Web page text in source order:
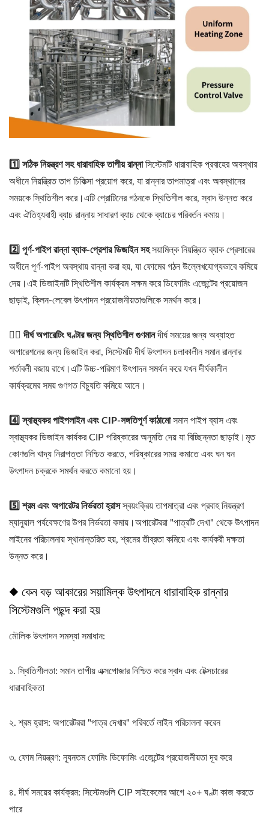
1️⃣ সঠিক নিয়ন্ত্রণ সহ ধারাবাহিক তাপীয় রান্নাসিস্টেমটি ধারাবাহিক প্রবাহের অবস্থার
অধীনে নিয়ন্ত্রিত তাপ চিকিত্সা প্রয়োগ করে, যা রান্নার তাপমাত্রা এবং অবস্থানের
সময়কে স্থিতিশীল করে।এটি প্রোটিনের গঠনকে স্থিতিশীল করে, স্বাদ উন্নত করে
এবং ঐতিহ্যবাহী ব্যাচ রান্নায় সাধারণ ব্যাচ থেকে ব্যাচের পরিবর্তন কমায়।
2️⃣ পূর্ণ-পাইপ রান্না ব্যাক-প্রেশার ডিজাইন সহসয়ামিল্ক নিয়ন্ত্রিত ব্যাক প্রেসারের
অধীনে পূর্ণ-পাইপ অবস্থায় রান্না করা হয়, যা ফোমের গঠন উল্লেখযোগ্যভাবে কমিয়ে
দেয়।এই ডিজাইনটি স্থিতিশীল কার্যক্রম সক্ষম করে ডিফোমিং এজেন্টের প্রয়োজন
ছাড়াই, ক্লিন-লেবেল উৎপাদন প্রয়োজনীয়তাগুলিকে সমর্থন করে।
৩️⃣ দীর্ঘ অপারেটিং ঘণ্টার জন্য স্থিতিশীল গুণমানদীর্ঘ সময়ের জন্য অব্যাহত
অপারেশনের জন্য ডিজাইন করা, সিস্টেমটি দীর্ঘ উৎপাদন চলাকালীন সমান রান্নার
শর্তাবলী বজায় রাখে।এটি উচ্চ-পরিমাণ উৎপাদন সমর্থন করে যখন দীর্ঘকালীন
কার্যক্রমের সময় গুণগত বিচ্যুতি কমিয়ে আনে।
4️⃣ স্বাস্থ্যকর পাইপলাইন এবং CIP-সঙ্গতিপূর্ণ কাঠামোসমান পাইপ ব্যাস এবং
স্বাস্থ্যকর ডিজাইন কার্যকর CIP পরিষ্কারের অনুমতি দেয় যা বিচ্ছিন্নতা ছাড়াই।মৃত
কোণগুলি খাদ্য নিরাপত্তা নিশ্চিত করতে, পরিষ্কারের সময় কমাতে এবং ঘন ঘন
উৎপাদন চক্রকে সমর্থন করতে কমানো হয়।
5️⃣ শ্রম এবং অপারেটর নির্ভরতা হ্রাসস্বয়ংক্রিয় তাপমাত্রা এবং প্রবাহ নিয়ন্ত্রণ
ম্যানুয়াল পর্যবেক্ষণের উপর নির্ভরতা কমায়।অপারেটররা "পাত্রটি দেখা" থেকে উৎপাদন
লাইনের পরিচালনায় স্থানান্তরিত হয়, শ্রমের তীব্রতা কমিয়ে এবং কার্যকরী দক্ষতা
উন্নত করে।
◆ কেন বড় আকারের সয়ামিল্ক উৎপাদনে ধারাবাহিক রান্নার
সিস্টেমগুলি পছন্দ করা হয়
মৌলিক উৎপাদন সমস্যা সমাধান:
১. স্থিতিশীলতা: সমান তাপীয় এক্সপোজার নিশ্চিত করে স্বাদ এবং টেক্সচারের
ধারাবাহিকতা
২. শ্রম হ্রাস: অপারেটররা "পাত্র দেখার" পরিবর্তে লাইন পরিচালনা করেন
৩. ফোম নিয়ন্ত্রণ: ন্যূনতম ফোমিং ডিফোমিং এজেন্টের প্রয়োজনীয়তা দূর করে
৪. দীর্ঘ সময়ের কার্যক্রম: সিস্টেমগুলি CIP সাইকেলের আগে ২০+ ঘণ্টা কাজ করতে
পারে